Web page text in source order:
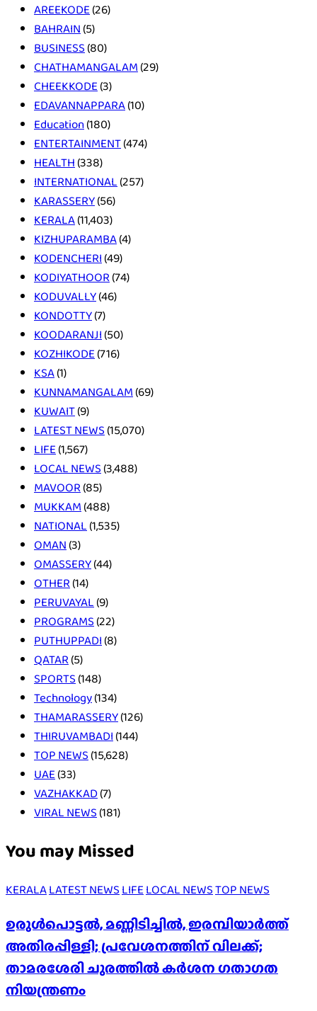
AREEKODE(26)
BAHRAIN(5)
BUSINESS(80)
CHATHAMANGALAM(29)
CHEEKKODE(3)
EDAVANNAPPARA(10)
Education(180)
ENTERTAINMENT(474)
HEALTH(338)
INTERNATIONAL(257)
KARASSERY(56)
KERALA(11,403)
KIZHUPARAMBA(4)
KODENCHERI(49)
KODIYATHOOR(74)
KODUVALLY(46)
KONDOTTY(7)
KOODARANJI(50)
KOZHIKODE(716)
KSA(1)
KUNNAMANGALAM(69)
KUWAIT(9)
LATEST NEWS(15,070)
LIFE(1,567)
LOCAL NEWS(3,488)
MAVOOR(85)
MUKKAM(488)
NATIONAL(1,535)
OMAN(3)
OMASSERY(44)
OTHER(14)
PERUVAYAL(9)
PROGRAMS(22)
PUTHUPPADI(8)
QATAR(5)
SPORTS(148)
Technology(134)
THAMARASSERY(126)
THIRUVAMBADI(144)
TOP NEWS(15,628)
UAE(33)
VAZHAKKAD(7)
VIRAL NEWS(181)
You may Missed
KERALALATEST NEWSLIFELOCAL NEWSTOP NEWS
ഉരുൾപൊട്ടൽ, മണ്ണിടിച്ചിൽ, ഇരമ്പിയാര്‍ത്ത്
അതിരപ്പിള്ളി; പ്രവേശനത്തിന് വിലക്ക്;
താമരശേരി ചുരത്തില്‍ കര്‍ശന ഗതാഗത
നിയന്ത്രണം